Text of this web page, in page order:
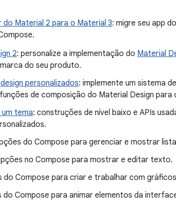
do Material 2 para o Material 3: migre seu app
2: personalize a implementação do Material
do seu produto.
personalizados: implemente um sistema
de composição do Material Design para
tema: construções de nível baixo e APIs
do Compose para gerenciar e mostrar
no Compose para mostrar e editar texto.
do Compose para criar e trabalhar com
do Compose para animar elementos da